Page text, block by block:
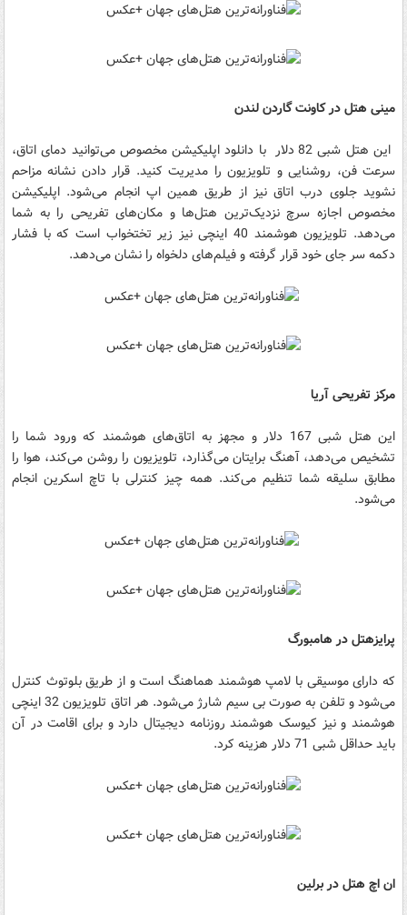
مینی هتل در کاونت گاردن لندن
این هتل شبی 82 دلار با دانلود اپلیکیشن مخصوص می‌توانید دمای اتاق،
سرعت فن، روشنایی و تلویزیون را مدیریت کنید. قرار دادن نشانه مزاحم
نشوید جلوی درب اتاق نیز از طریق همین اپ انجام می‌شود. اپلیکیشن
مخصوص اجازه سرچ نزدیک‌ترین هتل‌ها و مکان‌های تفریحی را به شما
می‌دهد. تلویزیون هوشمند 40 اینچی نیز زیر تختخواب است که با فشار
دکمه سر جای خود قرار گرفته و فیلم‌های دلخواه را نشان می‌دهد.
مرکز تفریحی آریا
این هتل شبی 167 دلار و مجهز به اتاق‌های هوشمند که ورود شما را
تشخیص می‌دهد، آهنگ برایتان می‌گذارد، تلویزیون را روشن می‌کند، هوا را
مطابق سلیقه شما تنظیم می‌کند. همه چیز کنترلی با تاچ اسکرین انجام
می‌شود.
پرایزهتل در هامبورگ
که دارای موسیقی با لامپ هوشمند هماهنگ است و از طریق بلوتوث کنترل
می‌شود و تلفن به صورت بی سیم شارژ می‌شود. هر اتاق تلویزیون 32 اینچی
هوشمند و نیز کیوسک هوشمند روزنامه دیجیتال دارد و برای اقامت در آن
باید حداقل شبی 71 دلار هزینه کرد.
ان اچ هتل در برلین